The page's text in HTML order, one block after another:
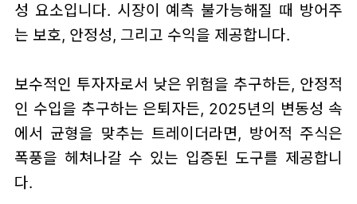
성 요소입니다. 시장이 예측 불가능해질 때 방어주
는 보호, 안정성, 그리고 수익을 제공합니다.
보수적인 투자자로서 낮은 위험을 추구하든, 안정적
인 수입을 추구하는 은퇴자든, 2025년의 변동성 속
에서 균형을 맞추는 트레이더라면, 방어적 주식은
폭풍을 헤쳐나갈 수 있는 입증된 도구를 제공합니
다.